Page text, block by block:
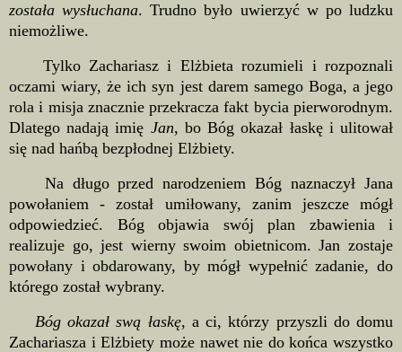
została wysłuchana. Trudno było uwierzyć w po ludzku
niemożliwe.
Tylko Zachariasz i Elżbieta rozumieli i rozpoznali
oczami wiary, że ich syn jest darem samego Boga, a jego
rola i misja znacznie przekracza fakt bycia pierworodnym.
Dlatego nadają imię Jan, bo Bóg okazał łaskę i ulitował
się nad hańbą bezpłodnej Elżbiety.
Na długo przed narodzeniem Bóg naznaczył Jana
powołaniem - został umiłowany, zanim jeszcze mógł
odpowiedzieć. Bóg objawia swój plan zbawienia i
realizuje go, jest wierny swoim obietnicom. Jan zostaje
powołany i obdarowany, by mógł wypełnić zadanie, do
którego został wybrany.
Bóg okazał swą łaskę, a ci, którzy przyszli do domu
Zachariasza i Elżbiety może nawet nie do końca wszystko